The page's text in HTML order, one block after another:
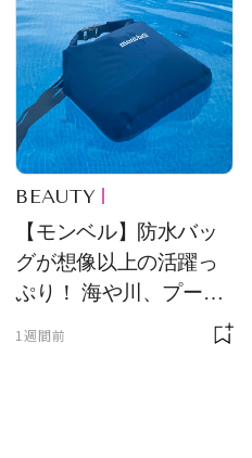
BEAUTY
【モンベル】防水バッ
グが想像以上の活躍っ
ぷり！ 海や川、プール
1週間前